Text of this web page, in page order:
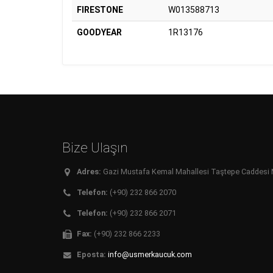
FIRESTONE W013588713
GOODYEAR 1R13176
Bize Ulaşın
Adres: Gazi Mustafa Kemal Mahallesi Taştepe Caddesi
Telefon: (+90) 232 866 2070
Telefon: (+90) 232 866 2071
Fax: (+90) 232 866 2233
Eposta: info@usmerkaucuk.com